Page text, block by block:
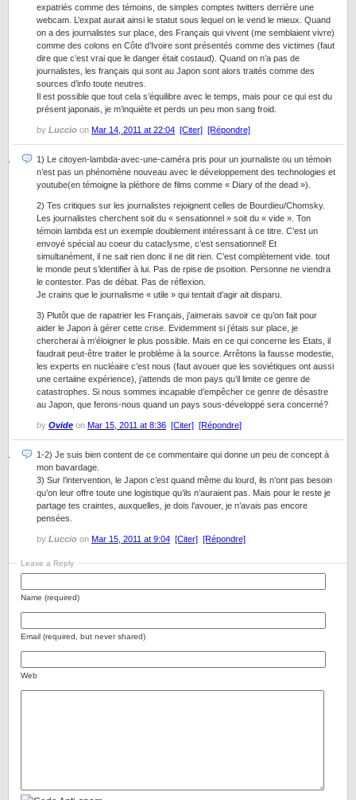
expatriés comme des témoins, de simples comptes twitters derrière une
webcam. L’expat aurait ainsi le statut sous lequel on le vend le mieux. Quand
on a des journalistes sur place, des Français qui vivent (me semblaient vivre)
comme des colons en Côte d’Ivoire sont présentés comme des victimes (faut
dire que c’est vrai que le danger était costaud). Quand on n’a pas de
journalistes, les français qui sont au Japon sont alors traités comme des
sources d’info toute neutres.
Il est possible que tout cela s’équilibre avec le temps, mais pour ce qui est du
présent japonais, je m’inquiète et perds un peu mon sang froid.
by Luccio on Mar 14, 2011 at 22:04 [Citer] [Répondre]
1) Le citoyen-lambda-avec-une-caméra pris pour un journaliste ou un témoin
n’est pas un phénomène nouveau avec le développement des technologies et
youtube(en témoigne la pléthore de films comme « Diary of the dead »).
2) Tes critiques sur les journalistes rejoignent celles de Bourdieu/Chomsky.
Les journalistes cherchent soit du « sensationnel » soit du « vide ». Ton
témoin lambda est un exemple doublement intéressant à ce titre. C’est un
envoyé spécial au coeur du cataclysme, c’est sensationnel! Et
simultanément, il ne sait rien donc il ne dit rien. C’est complètement vide. tout
le monde peut s’identifier à lui. Pas de rpise de psoition. Personne ne viendra
le contester. Pas de débat. Pas de réflexion.
Je crains que le journalisme « utile » qui tentait d’agir ait disparu.
3) Plutôt que de rapatrier les Français, j’aimerais savoir ce qu’on fait pour
aider le Japon à gérer cette crise. Evidemment si j’étais sur place, je
chercherai à m’éloigner le plus possible. Mais en ce qui concerne les Etats, il
faudrait peut-être traiter le problème à la source. Arrêtons la fausse modestie,
les experts en nucléaire c’est nous (faut avouer que les soviétiques ont aussi
une certaiine expérience), j’attends de mon pays qu’il limite ce genre de
catastrophes. Si nous sommes incapable d’empêcher ce genre de désastre
au Japon, que ferons-nous quand un pays sous-développé sera concerné?
by Ovide on Mar 15, 2011 at 8:36 [Citer] [Répondre]
1-2) Je suis bien content de ce commentaire qui donne un peu de concept à
mon bavardage.
3) Sur l’intervention, le Japon c’est quand même du lourd, ils n’ont pas besoin
qu’on leur offre toute une logistique qu’ils n’auraient pas. Mais pour le reste je
partage tes craintes, auxquelles, je dois l’avouer, je n’avais pas encore
pensées.
by Luccio on Mar 15, 2011 at 9:04 [Citer] [Répondre]
Leave a Reply
Name (required)
Email (required, but never shared)
Web